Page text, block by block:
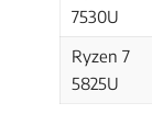
7530U
Ryzen 7
5825U